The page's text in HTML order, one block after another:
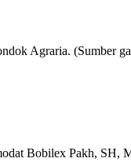
Agraria. (Sumber
Bobilex Pakh, SH,